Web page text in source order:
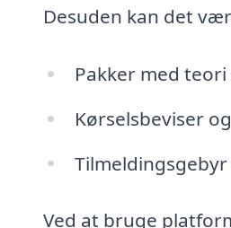
Desuden kan det
Pakker med
Kørselsbeviser
Ved at bruge